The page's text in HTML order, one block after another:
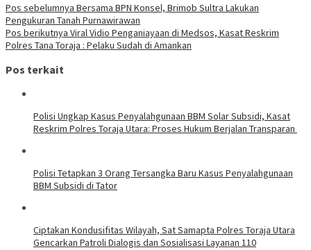
Pos sebelumnya Bersama BPN Konsel, Brimob Sultra Lakukan
Pengukuran Tanah Purnawirawan
Pos berikutnya Viral Vidio Penganiayaan di Medsos, Kasat Reskrim
Polres Tana Toraja : Pelaku Sudah di Amankan
Pos terkait
Polisi Ungkap Kasus Penyalahgunaan BBM Solar Subsidi, Kasat
Reskrim Polres Toraja Utara: Proses Hukum Berjalan Transparan
Polisi Tetapkan 3 Orang Tersangka Baru Kasus Penyalahgunaan
BBM Subsidi di Tator
Ciptakan Kondusifitas Wilayah, Sat Samapta Polres Toraja Utara
Gencarkan Patroli Dialogis dan Sosialisasi Layanan 110